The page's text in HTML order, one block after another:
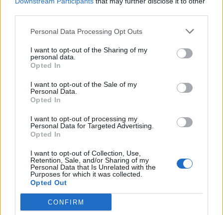
Personal Data Processing Opt Outs
I want to opt-out of the Sharing of my
personal data.
Opted In
I want to opt-out of the Sale of my
Personal Data.
Opted In
I want to opt-out of processing my
Personal Data for Targeted Advertising.
Opted In
I want to opt-out of Collection, Use,
Retention, Sale, and/or Sharing of my
Personal Data that Is Unrelated with the
Purposes for which it was collected.
Opted Out
CONFIRM
Σπάρτη: Ο Γιάννης Κότσιρας στο Σαϊνοπούλειο
01/08/2026 19:00